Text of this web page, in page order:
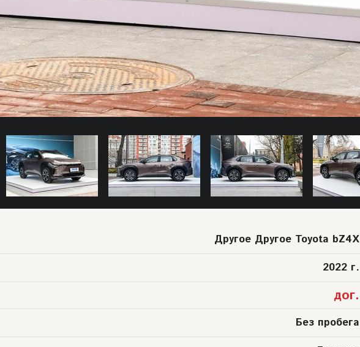
Другое Другое Toyota bZ4X
2022 г.
дог.
Без пробега